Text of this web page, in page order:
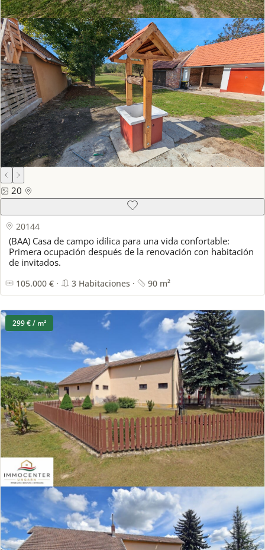
20
20144
(BAA) Casa de campo idílica para una vida confortable:
Primera ocupación después de la renovación con habitación
de invitados.
105.000 € · 3 Habitaciones · 90 m²
299 € / m²